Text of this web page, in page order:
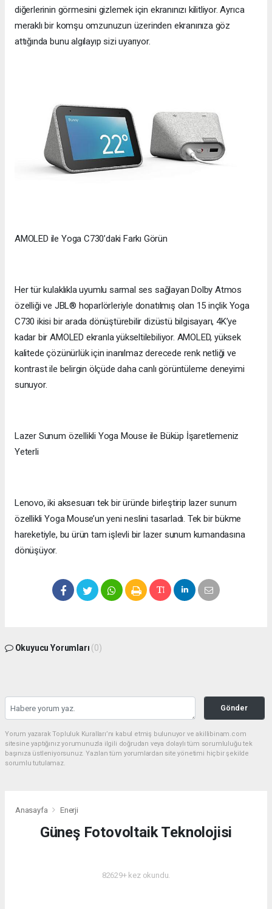
diğerlerinin görmesini gizlemek için ekranınızı kilitliyor. Ayrıca
meraklı bir komşu omzunuzun üzerinden ekranınıza göz
attığında bunu algılayıp sizi uyarıyor.
AMOLED ile Yoga C730’daki Farkı Görün
Her tür kulaklıkla uyumlu sarmal ses sağlayan Dolby Atmos
özelliği ve JBL® hoparlörleriyle donatılmış olan 15 inçlik Yoga
C730 ikisi bir arada dönüştürebilir dizüstü bilgisayarı, 4K’ye
kadar bir AMOLED ekranla yükseltilebiliyor. AMOLED, yüksek
kalitede çözünürlük için inanılmaz derecede renk netliği ve
kontrast ile belirgin ölçüde daha canlı görüntüleme deneyimi
sunuyor.
Lazer Sunum özellikli Yoga Mouse ile Büküp İşaretlemeniz
Yeterli
Lenovo, iki aksesuarı tek bir üründe birleştirip lazer sunum
özellikli Yoga Mouse’un yeni neslini tasarladı. Tek bir bükme
hareketiyle, bu ürün tam işlevli bir lazer sunum kumandasına
dönüşüyor.
Okuyucu Yorumları (0)
Gönder
Yorum yazarak Topluluk Kuralları’nı kabul etmiş bulunuyor ve akillibinam.com
sitesine yaptığınız yorumunuzla ilgili doğrudan veya dolaylı tüm sorumluluğu tek
başınıza üstleniyorsunuz. Yazılan tüm yorumlardan site yönetimi hiçbir şekilde
sorumlu tutulamaz.
Anasayfa Enerji
Güneş Fotovoltaik Teknolojisi
82629+ kez okundu.